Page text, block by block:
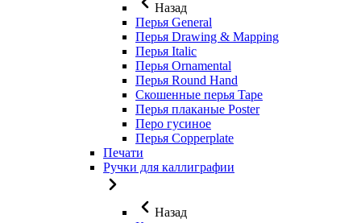
Назад
Перья General
Перья Drawing & Mapping
Перья Italic
Перья Ornamental
Перья Round Hand
Скошенные перья Tape
Перья плаканые Poster
Перо гусиное
Перья Copperplate
Печати
Ручки для каллиграфии
Назад